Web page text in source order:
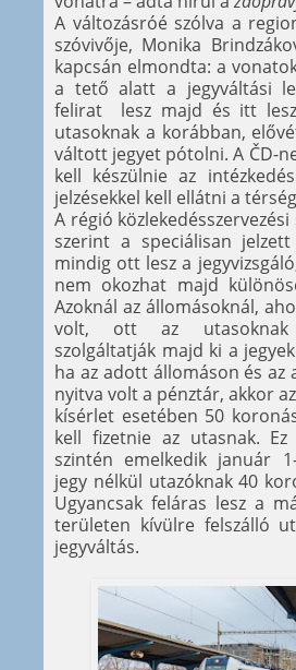
A változásróé szólva a
szóvivője, Monika
kapcsán elmondta: a
a tető alatt a jegyváltási
felirat lesz majd és itt
utasoknak a korábban,
váltott jegyet pótolni. A ČD-
kell készülnie az
jelzésekkel kell ellátni a
A régió közlekedésszervezési
szerint a speciálisan
mindig ott lesz a
nem okozhat majd
Azoknál az állomásoknál,
volt, ott az
szolgáltatják majd ki a
ha az adott állomáson és az
nyitva volt a pénztár, akkor
kísérlet esetében 50
kell fizetnie az utasnak.
szintén emelkedik január
jegy nélkül utazóknak 40
Ugyancsak feláras lesz a
területen kívülre felszálló
jegyváltás.